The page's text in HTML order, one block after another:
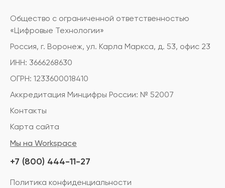
Общество с ограниченной ответственностью
«Цифровые Технологии»
Россия, г. Воронеж, ул. Карла Маркса, д. 53, офис 23
ИНН: 3666268630
ОГРН: 1233600018410
Аккредитация Минцифры России: № 52007
Контакты
Карта сайта
Мы на Workspace
+7 (800) 444-11-27
Политика конфиденциальности